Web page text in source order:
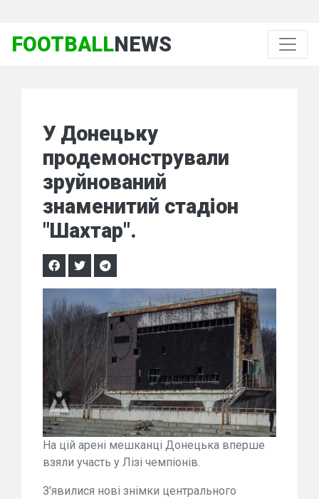
FOOTBALLNEWS
У Донецьку
продемонстрували
зруйнований
знаменитий стадіон
"Шахтар".
На цій арені мешканці Донецька вперше
взяли участь у Лізі чемпіонів.
З'явилися нові знімки центрального